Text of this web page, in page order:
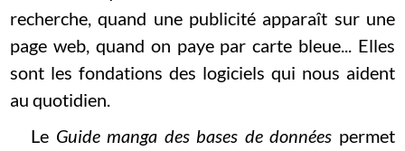
recherche, quand une publicité apparaît sur une
page web, quand on paye par carte bleue... Elles
sont les fondations des logiciels qui nous aident
au quotidien.
Le Guide manga des bases de données permet